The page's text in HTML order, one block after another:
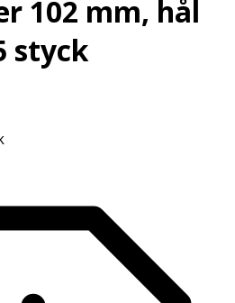
102 mm, hål
styck